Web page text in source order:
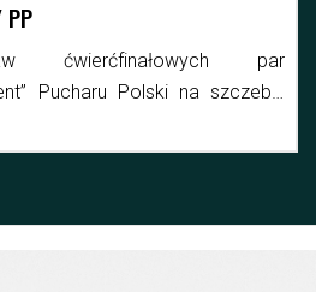
PP
ćwierćfinałowych par
Pucharu Polski na szczeblu